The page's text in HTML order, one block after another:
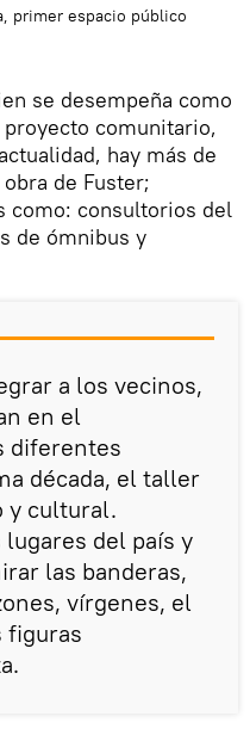
primer espacio público
se desempeña como
comunitario,
hay más de
de Fuster;
como: consultorios del
de ómnibus y
a los vecinos,
en el
diferentes
década, el taller
y cultural.
del país y
las banderas,
vírgenes, el
figuras